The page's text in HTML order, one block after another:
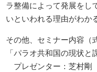
ラ整備によって発展をし
いといわれる理由がわか
その他、セミナー内容（
「パラオ共和国の現状
プレゼンター：芝村剛